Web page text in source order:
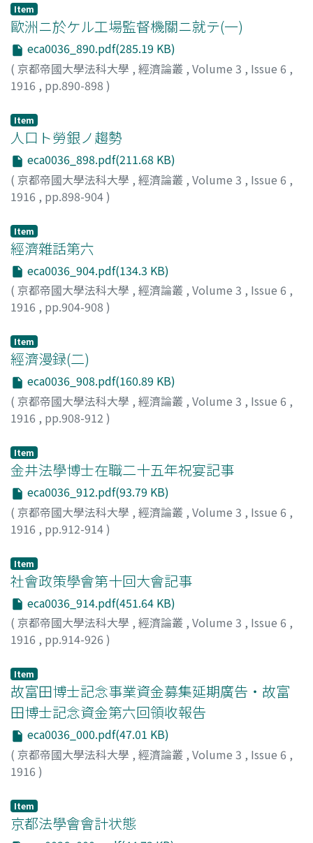
Item
歐洲ニ於ケル工場監督機關ニ就テ(一)
eca0036_890.pdf(285.19 KB)
( 京都帝國大學法科大學 , 經濟論叢 , Volume 3 , Issue 6 ,
1916 , pp.890-898 )
Item
人口ト勞銀ノ趨勢
eca0036_898.pdf(211.68 KB)
( 京都帝國大學法科大學 , 經濟論叢 , Volume 3 , Issue 6 ,
1916 , pp.898-904)
Item
經濟雜話第六
eca0036_904.pdf(134.3 KB)
( 京都帝國大學法科大學 , 經濟論叢 , Volume 3 , Issue 6 ,
1916 , pp.904-908 )
Item
經濟漫録(二)
eca0036_908.pdf(160.89 KB)
( 京都帝國大學法科大學 , 經濟論叢 , Volume 3 , Issue 6 ,
1916 , pp.908-912 )
Item
金井法學博士在職二十五年祝宴記事
eca0036_912.pdf(93.79 KB)
( 京都帝國大學法科大學 , 經濟論叢 , Volume 3 , Issue 6 ,
1916 , pp.912-914)
Item
社會政策學會第十回大會記事
eca0036_914.pdf(451.64 KB)
( 京都帝國大學法科大學 , 經濟論叢 , Volume 3 , Issue 6 ,
1916 , pp.914-926 )
カミ, ハジメ
Item
故富田博士記念事業資金募集延期廣告・故富
田博士記念資金第六回領收報告
eca0036_000.pdf(47.01 KB)
( 京都帝國大學法科大學 , 經濟論叢 , Volume 3 , Issue 6 ,
1916 )
Item
京都法學會會計状態